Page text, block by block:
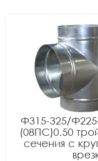
Ф315-325/
(08ПС)0.50
сечения с